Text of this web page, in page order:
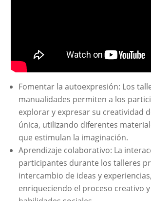
Fomentar la autoexpresión: Los
manualidades permiten a los
explorar y expresar su creatividad
única, utilizando diferentes
que estimulan la imaginación.
Aprendizaje colaborativo: La
participantes durante los talleres
intercambio de ideas y experiencias,
enriqueciendo el proceso creativo